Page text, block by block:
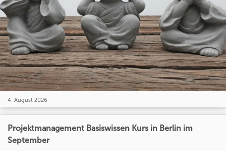
4. August 2026
Projektmanagement Basiswissen Kurs in Berlin im
September